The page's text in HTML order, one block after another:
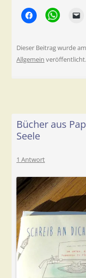
Dieser Beitrag wurde am
Allgemein
Bücher aus
Seele
1 Antwort